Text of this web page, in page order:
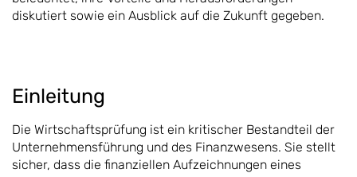
diskutiert sowie ein Ausblick auf die Zukunft gegeben.
Einleitung
Die Wirtschaftsprüfung ist ein kritischer Bestandteil der
Unternehmensführung und des Finanzwesens. Sie stellt
sicher, dass die finanziellen Aufzeichnungen eines